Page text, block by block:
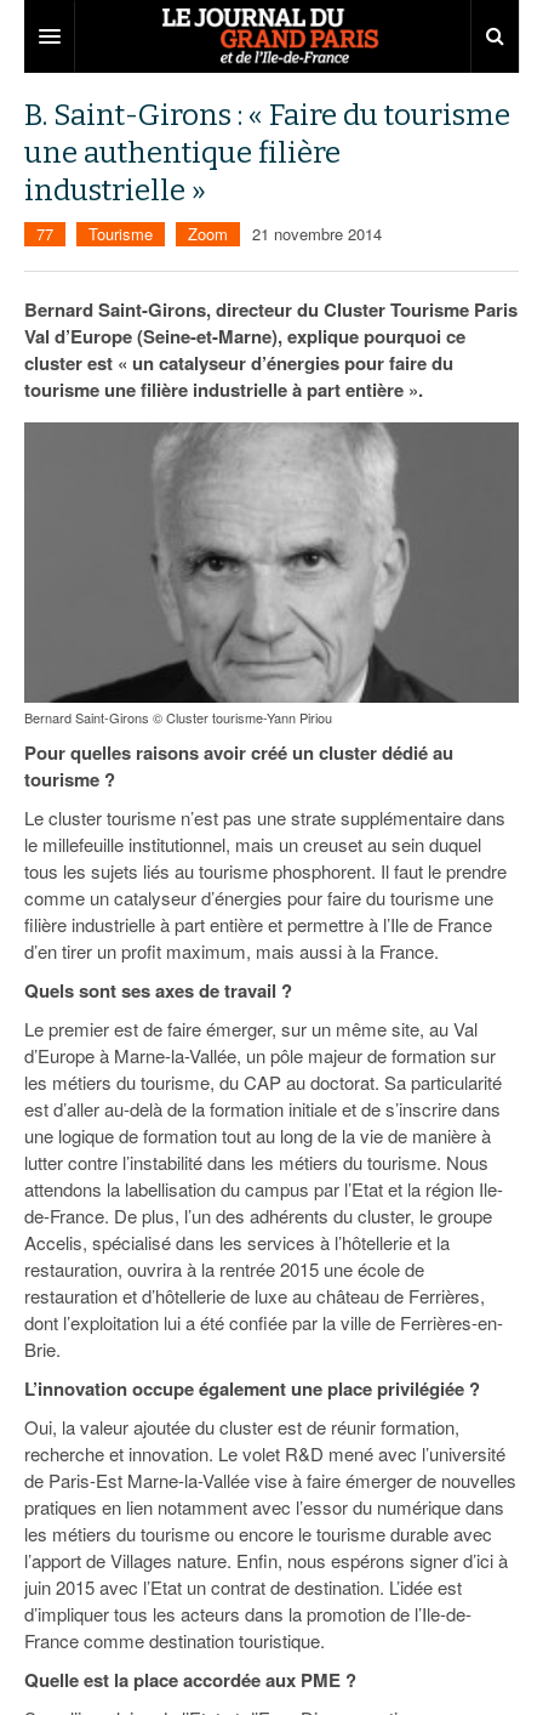
Territoires
Aménagement
Collectivités
Services urbains
Entreprises
Développement économique
Attractivité
Innovation
Transport
Départements
77
78
Nominations
Portraits
Les Assises du Grand Paris
Éditions précédentes
Le podcast
Ecouter les épisodes
B. Saint-Girons : « Faire du tourisme
une authentique filière
industrielle »
77 Tourisme Zoom 21 novembre 2014
Bernard Saint-Girons, directeur du Cluster Tourisme Paris
Val d’Europe (Seine-et-Marne), explique pourquoi ce
cluster est « un catalyseur d’énergies pour faire du
tourisme une filière industrielle à part entière ».
Bernard Saint-Girons © Cluster tourisme-Yann Piriou
Pour quelles raisons avoir créé un cluster dédié au
tourisme ?
Le cluster tourisme n’est pas une strate supplémentaire dans
le millefeuille institutionnel, mais un creuset au sein duquel
tous les sujets liés au tourisme phosphorent. Il faut le prendre
comme un catalyseur d’énergies pour faire du tourisme une
filière industrielle à part entière et permettre à l’Ile de France
d’en tirer un profit maximum, mais aussi à la France.
Quels sont ses axes de travail ?
Le premier est de faire émerger, sur un même site, au Val
d’Europe à Marne-la-Vallée, un pôle majeur de formation sur
les métiers du tourisme, du CAP au doctorat. Sa particularité
est d’aller au-delà de la formation initiale et de s’inscrire dans
une logique de formation tout au long de la vie de manière à
lutter contre l’instabilité dans les métiers du tourisme. Nous
attendons la labellisation du campus par l’Etat et la région Ile-
de-France. De plus, l’un des adhérents du cluster, le groupe
Accelis, spécialisé dans les services à l’hôtellerie et la
restauration, ouvrira à la rentrée 2015 une école de
restauration et d’hôtellerie de luxe au château de Ferrières,
dont l’exploitation lui a été confiée par la ville de Ferrières-en-
Brie.
L’innovation occupe également une place privilégiée ?
Oui, la valeur ajoutée du cluster est de réunir formation,
recherche et innovation. Le volet R&D mené avec l’université
de Paris-Est Marne-la-Vallée vise à faire émerger de nouvelles
pratiques en lien notamment avec l’essor du numérique dans
les métiers du tourisme ou encore le tourisme durable avec
l’apport de Villages nature. Enfin, nous espérons signer d’ici à
juin 2015 avec l’Etat un contrat de destination. L’idée est
d’impliquer tous les acteurs dans la promotion de l’Ile-de-
France comme destination touristique.
Quelle est la place accordée aux PME ?